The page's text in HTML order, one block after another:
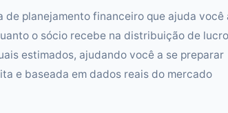
planejamento financeiro que ajuda você
o sócio recebe na distribuição de
estimados, ajudando você a se preparar
e baseada em dados reais do mercado